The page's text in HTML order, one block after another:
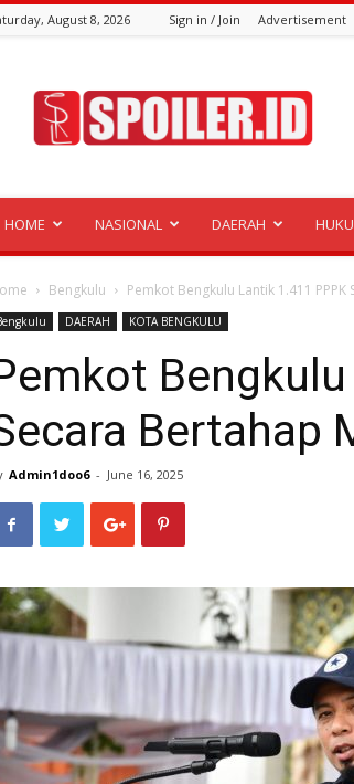
August 8, 2026 Sign in / Join Advertisement
HOME NASIONAL DAERAH
Bengkulu Pemkot Bengkulu Lantik 1.411
DAERAH KOTA BENGKULU
Bertahap
Admin1doo6 - June 16, 2025